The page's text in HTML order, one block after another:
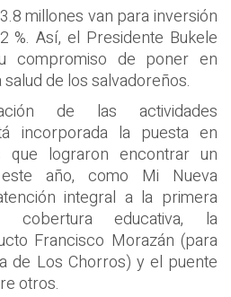
millones van para inversión
%. Así, el Presidente Bukele
compromiso de poner en
de los salvadoreños.
de las actividades
incorporada la puesta en
que lograron encontrar un
año, como Mi Nueva
integral a la primera
cobertura educativa, la
Francisco Morazán (para
de Los Chorros) y el puente
otros.